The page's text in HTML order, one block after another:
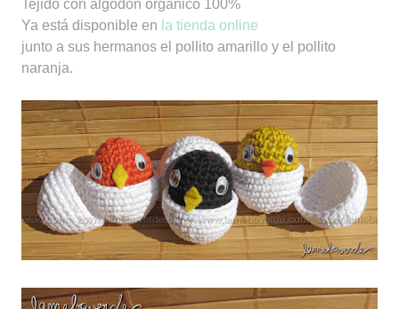
Tejido con algodón orgánico 100%
Ya está disponible en la tienda online
junto a sus hermanos el pollito amarillo y el pollito
naranja.